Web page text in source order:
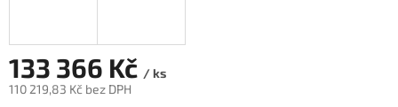
133 366 Kč / ks
110 219,83 Kč bez DPH